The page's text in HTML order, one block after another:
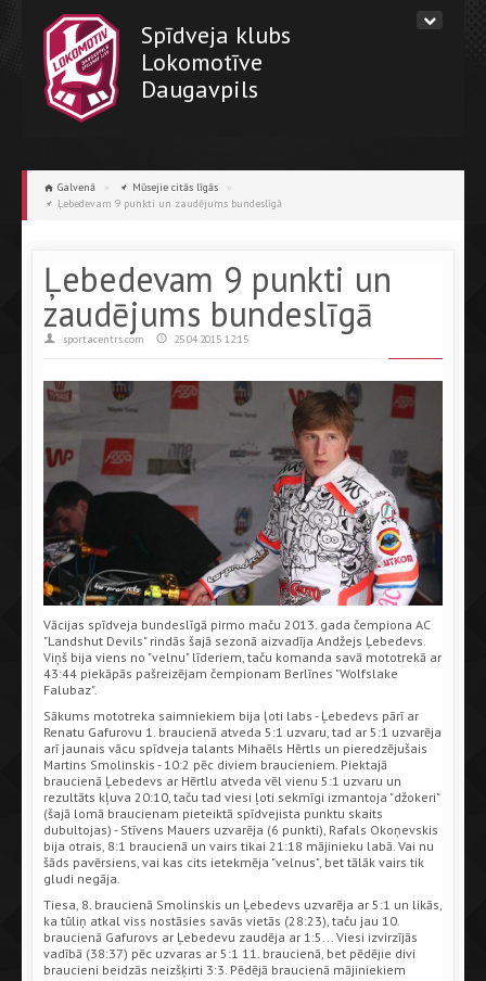
Spīdveja klubs
Lokomotīve
Daugavpils
Galvenā » Mūsejie citās līgās
»
Ļebedevam 9 punkti un zaudējums bundeslīgā
Ļebedevam 9 punkti un
zaudējums bundeslīgā
sportacentrs.com 25.04.2015 12:15
Vācijas spīdveja bundeslīgā pirmo maču 2013. gada čempiona AC
"Landshut Devils" rindās šajā sezonā aizvadīja Andžejs Ļebedevs.
Viņš bija viens no "velnu" līderiem, taču komanda savā mototrekā ar
43:44 piekāpās pašreizējam čempionam Berlīnes "Wolfslake
Falubaz".
Sākums mototreka saimniekiem bija ļoti labs - Ļebedevs pārī ar
Renatu Gafurovu 1. braucienā atveda 5:1 uzvaru, tad ar 5:1 uzvarēja
arī jaunais vācu spīdveja talants Mihaēls Hērtls un pieredzējušais
Martins Smolinskis - 10:2 pēc diviem braucieniem. Piektajā
braucienā Ļebedevs ar Hērtlu atveda vēl vienu 5:1 uzvaru un
rezultāts kļuva 20:10, taču tad viesi ļoti sekmīgi izmantoja "džokeri"
(šajā lomā braucienam pieteiktā spīdvejista punktu skaits
dubultojas) - Stīvens Mauers uzvarēja (6 punkti), Rafals Okoņevskis
bija otrais, 8:1 braucienā un vairs tikai 21:18 mājinieku labā. Vai nu
šāds pavērsiens, vai kas cits ietekmēja "velnus", bet tālāk vairs tik
gludi negāja.
Tiesa, 8. braucienā Smolinskis un Ļebedevs uzvarēja ar 5:1 un likās,
ka tūliņ atkal viss nostāsies savās vietās (28:23), taču jau 10.
braucienā Gafurovs ar Ļebedevu zaudēja ar 1:5... Viesi izvirzījās
vadībā (38:37) pēc uzvaras ar 5:1 11. braucienā, bet pēdējie divi
braucieni beidzās neizšķirti 3:3. Pēdējā braucienā mājiniekiem